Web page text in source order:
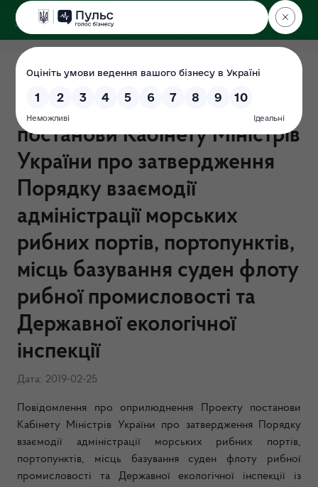
ДЕРЖЕКОІНСПЕКЦІЯ
Повідомлення про
оприлюднення Проекту
постанови Кабінету Міністрів
України про затвердження
Порядку взаємодії
адміністрації морських
рибних портів, портопунктів,
місць базування суден флоту
рибної промисловості та
Державної екологічної
інспекції
Дата: 2019-02-25
Повідомлення про оприлюднення Проекту постанови
Кабінету Міністрів України про затвердження Порядку
взаємодії адміністрації морських рибних портів,
портопунктів, місць базування суден флоту рибної
промисловості та Державної екологічної інспекції із